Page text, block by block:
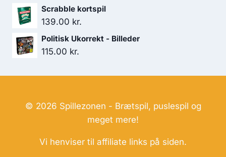
Scrabble kortspil
139.00 kr.
Politisk Ukorrekt - Billeder
115.00 kr.
© 2026 Spillezonen - Brætspil, puslespil og
meget mere!
Vi henviser til affiliate links på siden.